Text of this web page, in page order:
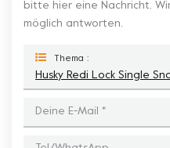
bitte hier eine Nachricht.
möglich antworten.
Thema :